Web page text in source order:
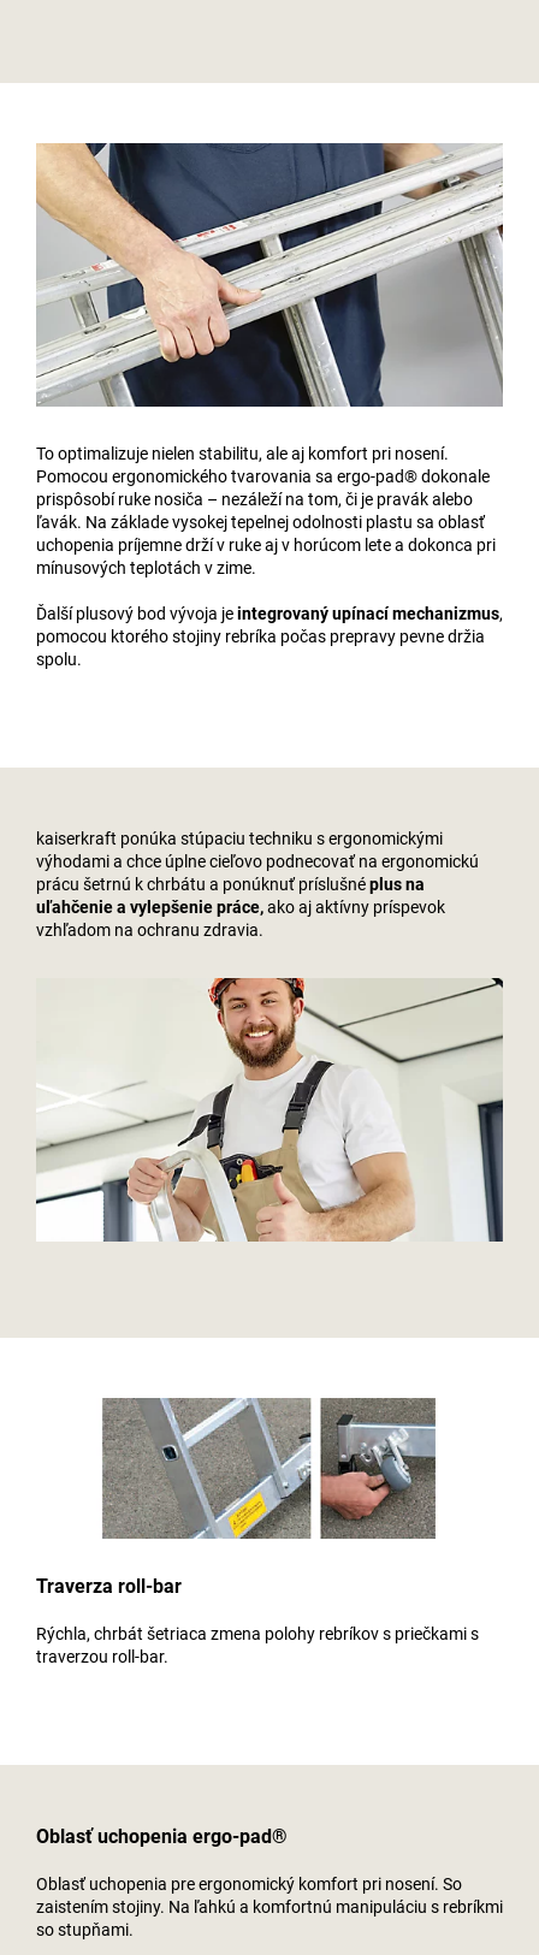
To optimalizuje nielen stabilitu, ale aj komfort pri nosení.
Pomocou ergonomického tvarovania sa ergo-pad® dokonale
prispôsobí ruke nosiča – nezáleží na tom, či je pravák alebo
ľavák. Na základe vysokej tepelnej odolnosti plastu sa oblasť
uchopenia príjemne drží v ruke aj v horúcom lete a dokonca pri
mínusových teplotách v zime.
Ďalší plusový bod vývoja jeintegrovaný upínací mechanizmus,
pomocou ktorého stojiny rebríka počas prepravy pevne držia
spolu.
kaiserkraft ponúka stúpaciu techniku s ergonomickými
výhodami a chce úplne cieľovo podnecovať na ergonomickú
prácu šetrnú k chrbátu a ponúknuť príslušnéplus na
uľahčenie a vylepšenie práce,ako aj aktívny príspevok
vzhľadom na ochranu zdravia.
Traverza roll-bar
Rýchla, chrbát šetriaca zmena polohy rebríkov s priečkami s
traverzou roll-bar.
Oblasť uchopenia ergo-pad®
Oblasť uchopenia pre ergonomický komfort pri nosení. So
zaistením stojiny. Na ľahkú a komfortnú manipuláciu s rebríkmi
so stupňami.